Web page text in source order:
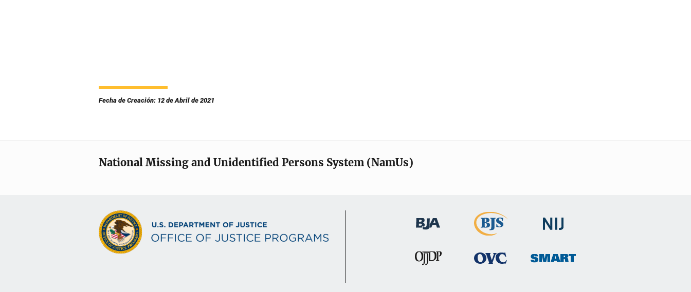
Fecha de Creación: 12 de Abril de 2021
National Missing and Unidentified Persons System (NamUs)